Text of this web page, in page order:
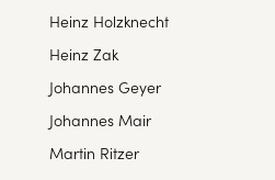
Heinz Holzknecht
Heinz Zak
Johannes Geyer
Johannes Mair
Martin Ritzer